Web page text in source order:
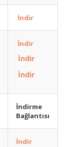
İndir
İndir
İndir
İndir
İndirme
Bağlantısı
İndir